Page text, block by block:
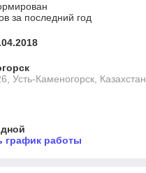
за последний год
Усть-Каменогорск, Казахстан
график работы